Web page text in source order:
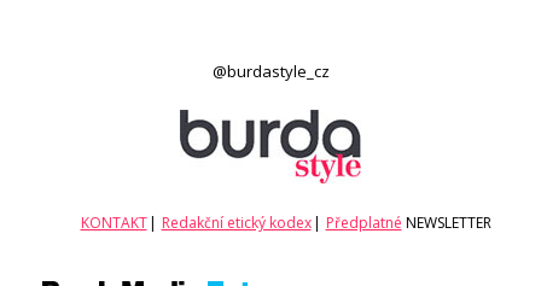
@burdastyle_cz
KONTAKT | Redakční etický kodex | Předplatné NEWSLETTER